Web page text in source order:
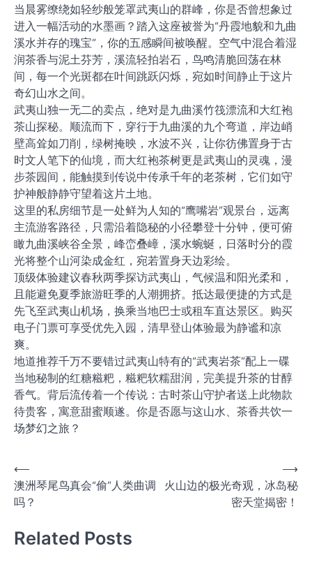
当晨雾缭绕如轻纱般笼罩武夷山的群峰，你是否曾想象过
进入一幅活动的水墨画？踏入这座被誉为“丹霞地貌和九曲
溪水并存的瑰宝”，你的五感瞬间被唤醒。空气中混合着湿
润茶香与泥土芬芳，溪流轻拍岩石，鸟鸣清脆回荡在林
间，每一个光斑都在叶间跳跃闪烁，宛如时间静止于这片
奇幻山水之间。
武夷山独一无二的卖点，绝对是九曲溪竹筏漂流和大红袍
茶山探秘。顺流而下，穿行于九曲溪的九个弯道，岸边峭
壁高耸如刀削，绿树掩映，水波不兴，让你彷佛置身于古
时文人笔下的仙境，而大红袍茶树更是武夷山的灵魂，漫
步茶园间，能触摸到传说中传承千年的老茶树，它们如守
护神般静静守望着这片土地。
这里的私房细节是一处鲜为人知的“鹰嘴岩”观景台，远离
主流游客路径，只需沿着隐秘的小径攀登十分钟，便可俯
瞰九曲溪峡谷全景，峰峦叠嶂，溪水蜿蜒，日落时分的霞
光将整个山河染成金红，宛若置身天边彩绘。
顶级体验建议春秋两季探访武夷山，气候温和阳光柔和，
且能避免夏季旅游旺季的人潮拥挤。抵达最便捷的方式是
先飞至武夷山机场，换乘当地巴士或租车直达景区。购买
电子门票可享受优先入园，清早登山体验最为静谧和凉
爽。
地道推荐千万不要错过武夷山特有的“武夷岩茶”配上一碟
当地秘制的红糖糍粑，糍粑软糯甜润，完美提升茶的甘醇
香气。背后流传着一个传说：古时茶山守护者送上此物款
待贵客，寓意甜蜜顺遂。你是否愿与这山水、茶香共饮一
场梦幻之旅？
文
章
导
航
⟵
澳洲琴尾鸟真会“偷”人类曲调
吗？
火山边的极光奇观，冰岛秘
密天堂揭密！
⟶
Related Posts